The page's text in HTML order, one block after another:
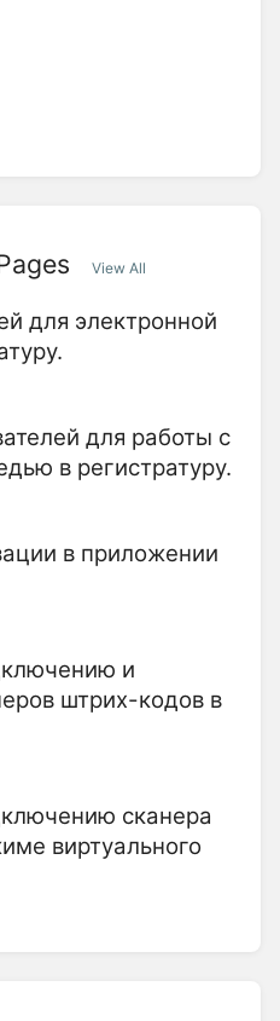
View All
для электронной
для работы с
в регистратуру.
в приложении
и
штрих-кодов в
сканера
виртуального